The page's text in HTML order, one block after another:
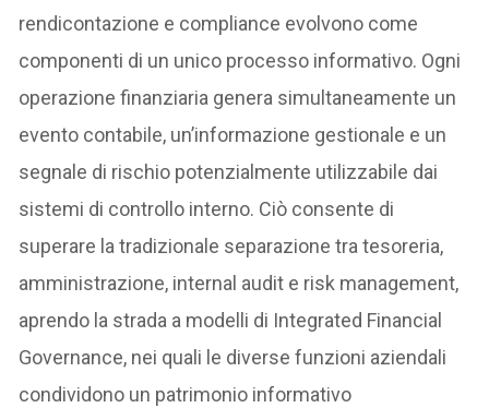
rendicontazione e compliance evolvono come
componenti di un unico processo informativo. Ogni
operazione finanziaria genera simultaneamente un
evento contabile, un’informazione gestionale e un
segnale di rischio potenzialmente utilizzabile dai
sistemi di controllo interno. Ciò consente di
superare la tradizionale separazione tra tesoreria,
amministrazione, internal audit e risk management,
aprendo la strada a modelli di Integrated Financial
Governance, nei quali le diverse funzioni aziendali
condividono un patrimonio informativo